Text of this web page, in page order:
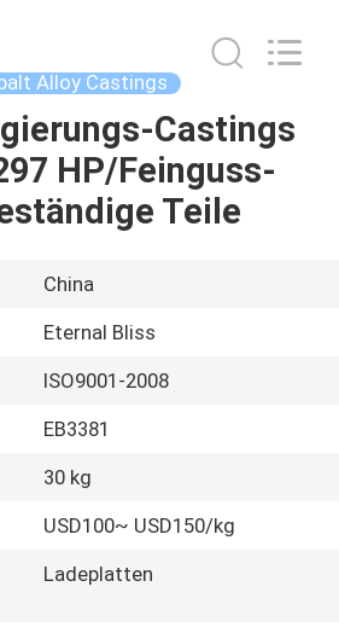
Alloy Castings
Castings
HP/Feinguss-
Teile
China
Eternal Bliss
ISO9001-2008
EB3381
30 kg
USD100~ USD150/kg
Ladeplatten